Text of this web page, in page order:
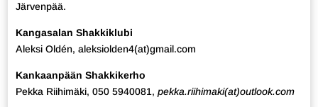
Järvenpää.
Kangasalan Shakkiklubi
Aleksi Oldén, aleksiolden4(at)gmail.com
Kankaanpään Shakkikerho
Pekka Riihimäki, 050 5940081, pekka.riihimaki(at)outlook.com